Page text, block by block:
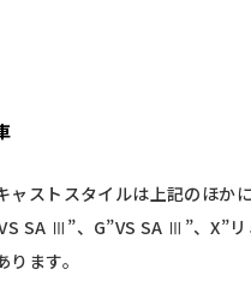
ャストスタイルは上記のほか
SA Ⅲ”、G”VS SA Ⅲ”、X”
ます。